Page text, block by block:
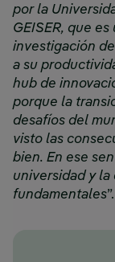
por la
GEISER, que
investigación
a su
hub de
porque la
desafíos del
visto las
bien. En ese
universidad y la
fundamentales”.